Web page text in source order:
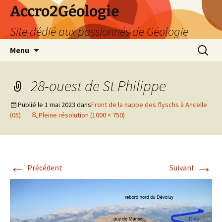
Accro2Géologie
Site dédié aux passionnés de Géologie
Menu
28-ouest de St Philippe
Publié le 1 mai 2023 dansFront de la nappe des flyschs à Ancelle
(05)
Pleine résolution (1000 × 750)
← Précédent Suivant →